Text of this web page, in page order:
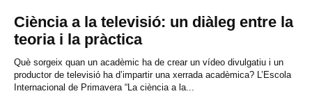
Ciència a la televisió: un diàleg entre la
teoria i la pràctica
Què sorgeix quan un acadèmic ha de crear un vídeo divulgatiu i un
productor de televisió ha d’impartir una xerrada acadèmica? L’Escola
Internacional de Primavera “La ciència a la...